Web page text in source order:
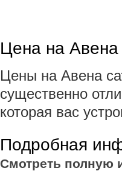
Цена на Авена
Цены на Авена
существенно
которая вас
Подробная
Смотреть полную